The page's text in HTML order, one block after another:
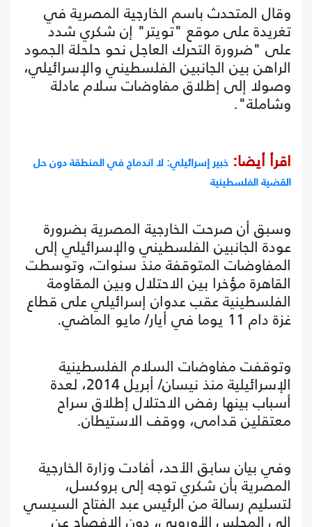
وقال المتحدث باسم الخارجية المصرية في
تغريدة على موقع "تويتر" إن شكري شدد
على "ضرورة التحرك العاجل نحو حلحلة الجمود
الراهن بين الجانبين الفلسطيني والإسرائيلي،
وصولا إلى إطلاق مفاوضات سلام عادلة
وشاملة".
اقرأ أيضا: خبير إسرائيلي: لا اندماج في المنطقة دون حل
القضية الفلسطينية
وسبق أن صرحت الخارجية المصرية بضرورة
عودة الجانبين الفلسطيني والإسرائيلي إلى
المفاوضات المتوقفة منذ سنوات، وتوسطت
القاهرة مؤخرا بين الاحتلال وبين المقاومة
الفلسطينية عقب عدوان إسرائيلي على قطاع
غزة دام 11 يوما في أيار/ مايو الماضي.
وتوقفت مفاوضات السلام الفلسطينية
الإسرائيلية منذ نيسان/ أبريل 2014، لعدة
أسباب بينها رفض الاحتلال إطلاق سراح
معتقلين قدامى، ووقف الاستيطان.
وفي بيان سابق الأحد، أفادت وزارة الخارجية
المصرية بأن شكري توجه إلى بروكسل،
لتسليم رسالة من الرئيس عبد الفتاح السيسي
إلى المجلس الأوروبي، دون الإفصاح عن